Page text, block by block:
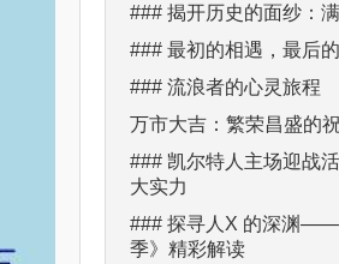
### 揭开历史的面纱：
### 最初的相遇，最后
### 流浪者的心灵旅程
万市大吉：繁荣昌盛的
### 凯尔特人主场迎战
大实力
### 探寻人X 的深渊——
季》精彩解读